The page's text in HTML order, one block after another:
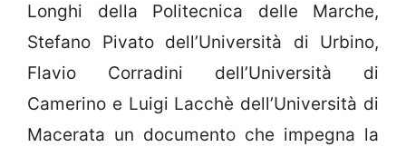
Longhi della Politecnica delle Marche,
Stefano Pivato dell’Università di Urbino,
Flavio Corradini dell’Università di
Camerino e Luigi Lacchè dell’Università di
Macerata un documento che impegna la